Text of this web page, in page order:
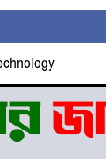
সরকার উৎখাত করার
উৎখাত হয়ে যাবেন –